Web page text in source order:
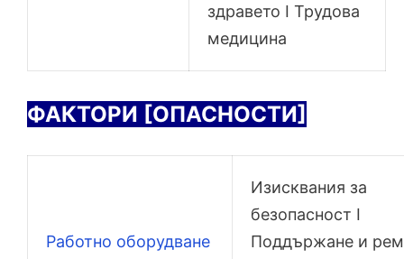
здравето I Трудова
медицина
ФАКТОРИ [ОПАСНОСТИ]
Работно оборудване
Изисквания за
безопасност I
Поддържане и